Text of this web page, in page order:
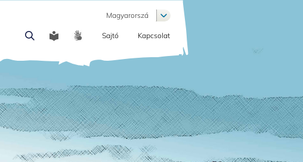
COMMUNICATION
Sajtó Kapcsolat
Magyarorszá List additional actions